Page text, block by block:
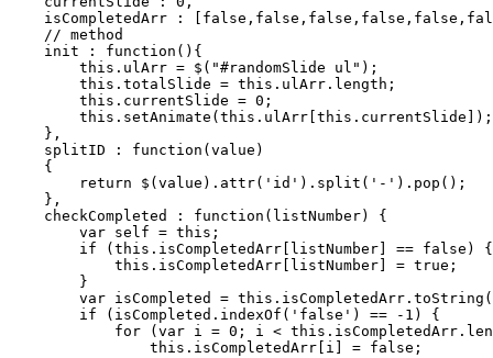
isCompletedArr :
    // method
    init : function(){
        this.ulArr = $("#randomSlide ul");
        this.totalSlide = this.ulArr.length;
        this.currentSlide = 0;
        this.setAnimate(this.ulArr[this.currentSlide]);
    },
    splitID : function(value)
    {
        return $(value).attr('id').split('-').pop();
    },
    checkCompleted : function(listNumber) {
        var self = this;
        if (this.isCompletedArr[listNumber] == false) {
            this.isCompletedArr[listNumber] = true;
        }
var isCompleted =
        if (isCompleted.indexOf('false') == -1) {
for (var i = 0; i <
                this.isCompletedArr[i] = false;